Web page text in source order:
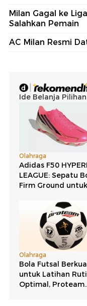
Milan Gagal ke
Salahkan Pemain
AC Milan Resmi